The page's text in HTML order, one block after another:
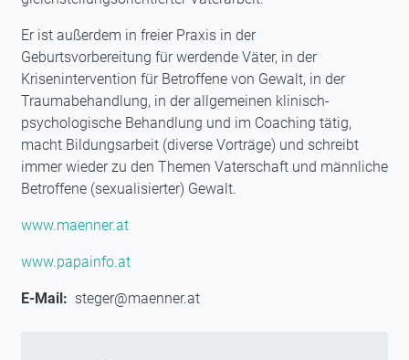
Er ist außerdem in freier Praxis in der
Geburtsvorbereitung für werdende Väter, in der
Krisenintervention für Betroffene von Gewalt, in der
Traumabehandlung, in der allgemeinen klinisch-
psychologische Behandlung und im Coaching tätig,
macht Bildungsarbeit (diverse Vorträge) und schreibt
immer wieder zu den Themen Vaterschaft und männliche
Betroffene (sexualisierter) Gewalt.
www.maenner.at
www.papainfo.at
E-Mail steger@maenner.at